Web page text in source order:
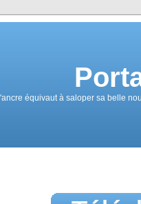
équivaut à saloper sa belle